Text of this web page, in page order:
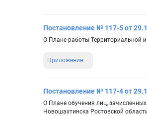
Постановление № 117-5 от
О Плане работы Территориальной
Приложение
Постановление № 117-4 от
О Плане обучения лиц,
Новошахтинска Ростовской